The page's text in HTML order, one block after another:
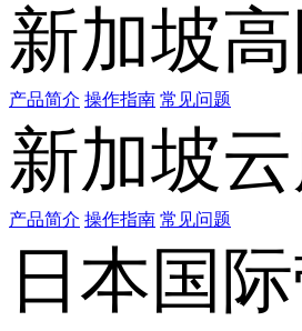
新加坡
产品简介 操作指南 常见问题
新加坡
产品简介 操作指南 常见问题
日本国